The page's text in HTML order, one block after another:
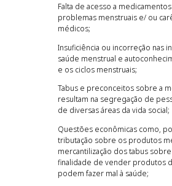
Falta de acesso a
problemas menstruais e/ ou
médicos;
Insuficiência ou incorreção nas
saúde menstrual e
e os ciclos menstruais;
Tabus e preconceitos sobre a
resultam na segregação de
de diversas áreas da vida social;
Questões econômicas como,
tributação sobre os produtos
mercantilização dos tabus
finalidade de vender produtos
podem fazer mal à saúde;